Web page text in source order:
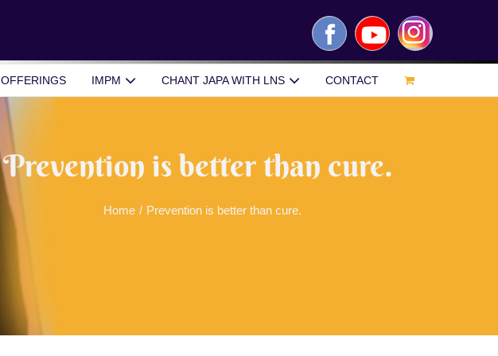
FacebookYouTubeInstagram
OFFERINGS IMPM CHANT JAPA WITH LNS CONTACT
Prevention is better than cure.
Home / Prevention is better than cure.